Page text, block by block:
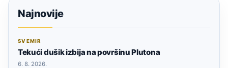
Najnovije
SVEMIR
Tekući dušik izbija na površinu Plutona
6. 8. 2026.